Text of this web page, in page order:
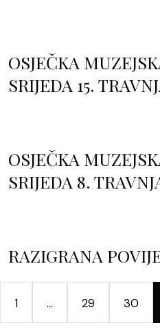
OSJEČKA
SRIJEDA 15.
OSJEČKA
SRIJEDA 8.
RAZIGRANA
1 … 29 30